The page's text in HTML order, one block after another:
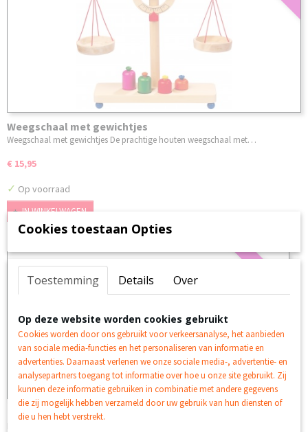
Weegschaal met gewichtjes
Weegschaal met gewichtjes De prachtige houten weegschaal met…
€ 15,95
✓ Op voorraad
IN WINKELWAGEN
Metal Pull-back Kiepwagen 1:38
Cookies toestaan Opties
Toestemming Details Over
Op deze website worden cookies gebruikt
Cookies worden door ons gebruikt voor verkeersanalyse, het aanbieden
van sociale media-functies en het personaliseren van informatie en
advertenties. Daarnaast verlenen we onze sociale media-, advertentie- en
analysepartners toegang tot informatie over hoe u onze site gebruikt. Zij
kunnen deze informatie gebruiken in combinatie met andere gegevens
die zij mogelijk hebben verzameld door uw gebruik van hun diensten of
die u hen hebt verstrekt.